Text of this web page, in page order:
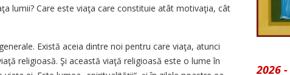
lumii? Care este viaţa care constituie atât motivaţia, cât
Există aceia dintre noi pentru care viaţa, atunci
religioasă. Şi această viaţă religioasă este o lume în
2026 -